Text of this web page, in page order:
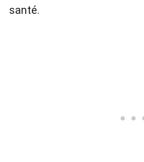
santé.